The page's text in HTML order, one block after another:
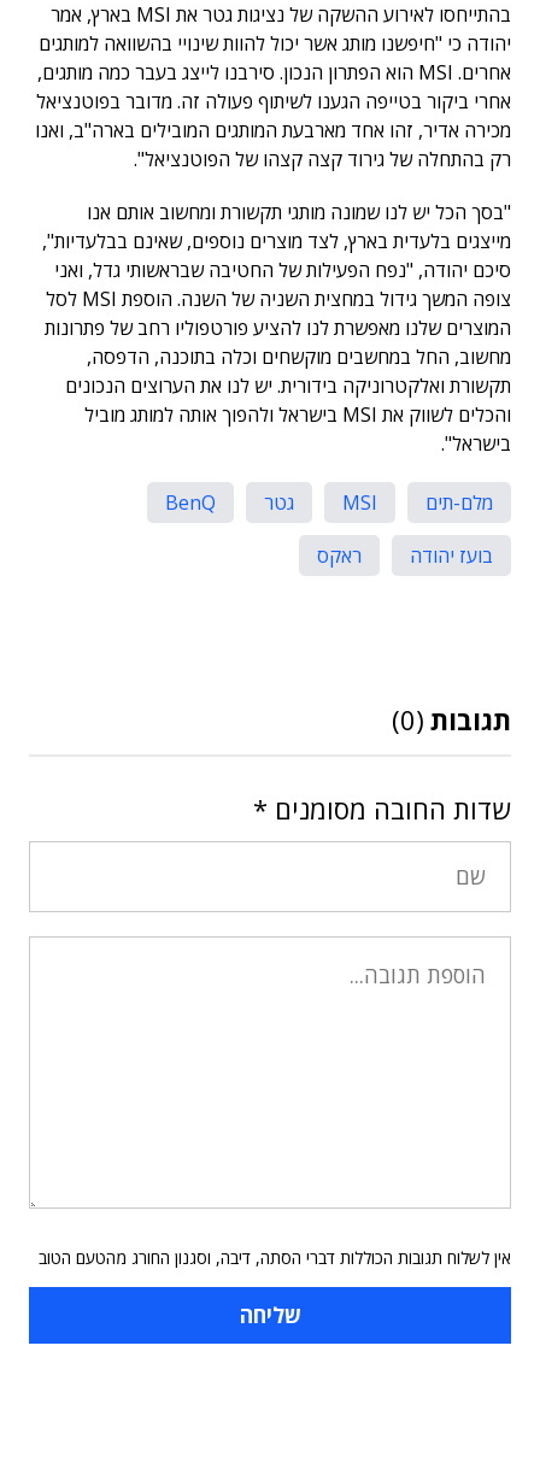
בהתייחסו לאירוע ההשקה של נציגות גטר את MSI בארץ, אמר
יהודה כי "חיפשנו מותג אשר יכול להוות שינויי בהשוואה למותגים
אחרים. MSI הוא הפתרון הנכון. סירבנו לייצג בעבר כמה מותגים,
אחרי ביקור בטייפה הגענו לשיתוף פעולה זה. מדובר בפוטנציאל
מכירה אדיר, זהו אחד מארבעת המותגים המובילים בארה"ב, ואנו
רק בהתחלה של גירוד קצה קצהו של הפוטנציאל".
"בסך הכל יש לנו שמונה מותגי תקשורת ומחשוב אותם אנו
מייצגים בלעדית בארץ, לצד מוצרים נוספים, שאינם בבלעדיות",
סיכם יהודה, "נפח הפעילות של החטיבה שבראשותי גדל, ואני
צופה המשך גידול במחצית השניה של השנה. הוספת MSI לסל
המוצרים שלנו מאפשרת לנו להציע פורטפוליו רחב של פתרונות
מחשוב, החל במחשבים מוקשחים וכלה בתוכנה, הדפסה,
תקשורת ואלקטרוניקה בידורית. יש לנו את הערוצים הנכונים
והכלים לשווק את MSI בישראל ולהפוך אותה למותג מוביל
בישראל".
מלם-תים MSI גטר
BenQ
בועז יהודה
ראקס
תגובות (0)
שדות החובה מסומנים *
אין לשלוח תגובות הכוללות דברי הסתה, דיבה, וסגנון החורג מהטעם הטוב